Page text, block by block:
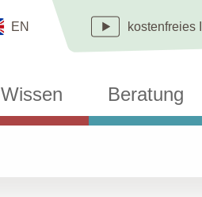
EN kostenfreies
Wissen Beratung